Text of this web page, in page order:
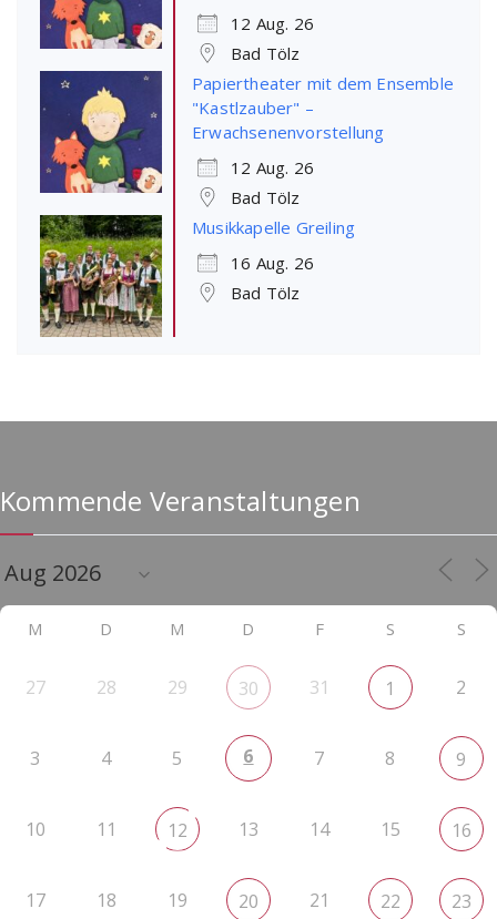
12 Aug. 26
Bad Tölz
Papiertheater mit dem Ensemble
"Kastlzauber" –
Erwachsenenvorstellung
12 Aug. 26
Bad Tölz
Musikkapelle Greiling
16 Aug. 26
Bad Tölz
Kommende Veranstaltungen
M D M D F S S
27 28 29 30 31 1 2
3 4 5 6 7 8 9
10 11 12 13 14 15 16
17 18 19 20 21 22 23